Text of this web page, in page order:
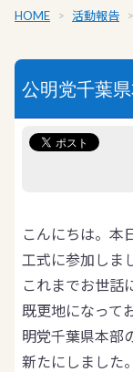
HOME > 活動報告 >
公明党千葉
こんにちは。本
工式に参加しま
これまでお世話
既更地になって
明党千葉県本部
新たにしました。